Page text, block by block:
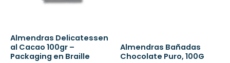
Almendras Delicatessen
al Cacao 100gr –
Packaging en Braille
Almendras Bañadas
Chocolate Puro, 100G